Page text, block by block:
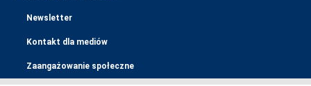
Newsletter
Kontakt dla mediów
Zaangażowanie społeczne